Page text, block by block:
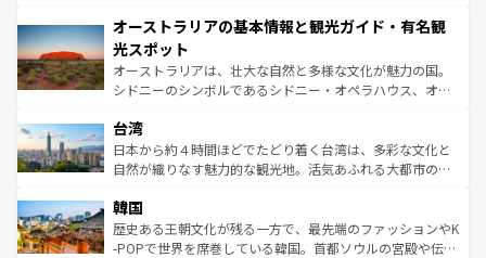
部のニューオーリンズでは、音楽と美食が融合した独特の
文化が魅力。旅行者はアメリカの各地域で異なる魅力を楽
しみながら、その多様性と豊かな歴史を感じることができ
るだろう。車でのロードトリップや列車の旅も、アメリカ
情報は
ワイ島は見逃せない。また、定番の観光地といえばオアフ
島だが、静かな自然を求めるならマウイ島やカウアイ島が
おすすめ。エメラルドグリーンに輝く海をはじめ、豊かな
文化や歴史が息づいている。「アロハスピリット」と呼ば
人々、おいしいローカルフードやハワイアンミュージッ
ク、伝統的なフラダンスなど、すべてがハワイの魅力を彩
っている。訪れるたびに新しい発見と感動が待っているハ
はコンテンツ一覧
オーストラリアの基本情報と観光ガイド・有名観
光スポット
オーストラリアは、壮大な自然と多様な文化が魅力の国。
シドニーのシンボルであるシドニー・オペラハウス、オー
リアリーフや大陸中央部にそびえるウルル（エアーズロッ
ク）、タスマニアの美しい原生林やケアンズの熱帯雨林な
ど、見どころがたくさん。また、カフェやワイン、オージ
いる。アクティビティも充実しており、サーフィンやダイ
ビング、ハイキングなど、アウトドア好きにはたまらな
い。オーストラリアの多彩な魅力を存分に味わいつくそ
台湾
日本から約４時間ほどでたどり着く台湾は、多彩な文化と
自然が織りなす魅力的な観光地。活気あふれる大都市の台
ン）、静ひつな山岳地帯である台湾東部など、都市の喧騒
と山間の静けさが共存しており、訪れる人に新しい発見と
驚きをもたらしてくれる。また、奥深い台湾の食文化も魅
韓国
歴史ある王朝文化が残る一方で、最先端のファッションやK
-POPで世界を席巻している韓国。首都ソウルの宮殿や伝統